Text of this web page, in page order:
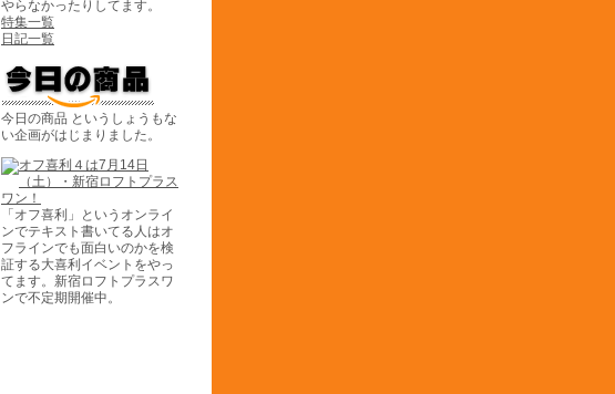
やらなかったりしてます。
特集一覧
日記一覧
今日の商品 というしょうもな
い企画がはじまりました。
「オフ喜利」というオンライ
ンでテキスト書いてる人はオ
フラインでも面白いのかを検
証する大喜利イベントをやっ
てます。新宿ロフトプラスワ
ンで不定期開催中。